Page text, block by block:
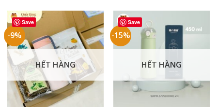
370.000 ₫.
Save
-9%
HẾT HÀNG
Save
-15%
HẾT HÀNG